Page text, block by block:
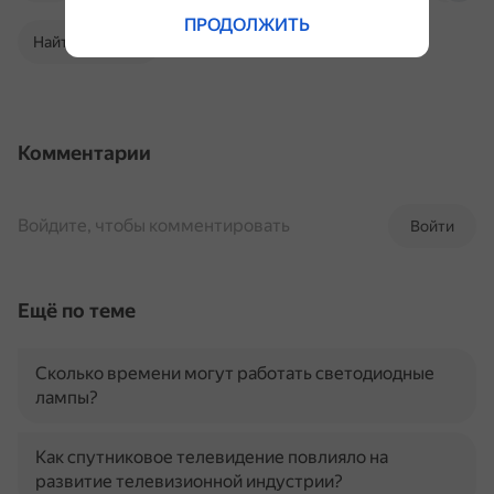
Найти в Поиске
Комментарии
Войти
Войдите, чтобы комментировать
Ещё по теме
Сколько времени могут работать светодиодные
лампы?
Как спутниковое телевидение повлияло на
развитие телевизионной индустрии?
ПРОДОЛЖИТЬ